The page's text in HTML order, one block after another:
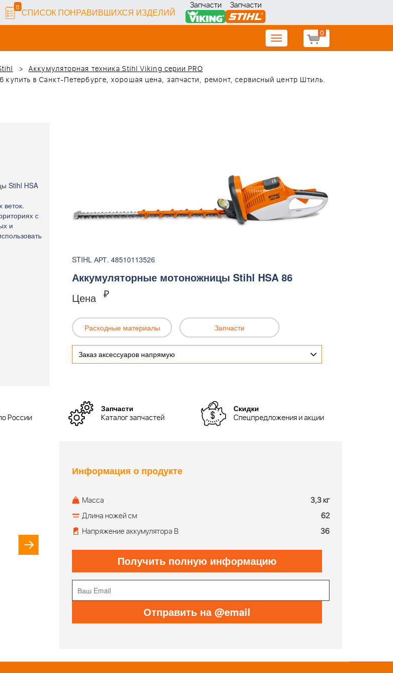
0 СПИСОК ПОНРАВИВШИХСЯ ИЗДЕЛИЙ
Запчасти Запчасти
0
Toggle
navigation
Аккумуляторная техника Stihl Viking серии PRO
в Санкт-Петербурге, хорошая цена, запчасти, ремонт, сервисный центр Штиль.
Stihl HSA
веток.
с
и
STIHL АРТ. 48510113526
Аккумуляторные мотоножницы Stihl HSA 86
Цена ₽
Расходные материалы Запчасти
Заказ аксессуаров напрямую
России
Запчасти
Каталог запчастей
Скидки
Спецпредложения и акции
Информация о продукте
Масса
3,3 кг
Длина ножей см
62
Напряжение аккумулятора В
36
Получить полную информацию
Отправить на @email